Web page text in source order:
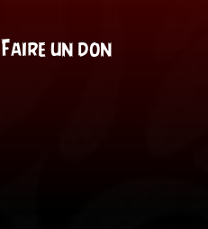
Faire un don